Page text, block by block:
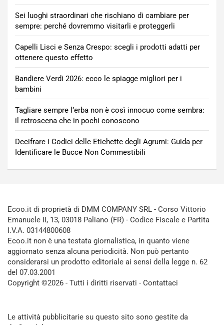
Sei luoghi straordinari che rischiano di cambiare per
sempre: perché dovremmo visitarli e proteggerli
Capelli Lisci e Senza Crespo: scegli i prodotti adatti per
ottenere questo effetto
Bandiere Verdi 2026: ecco le spiagge migliori per i
bambini
Tagliare sempre l’erba non è così innocuo come sembra:
il retroscena che in pochi conoscono
Decifrare i Codici delle Etichette degli Agrumi: Guida per
Identificare le Bucce Non Commestibili
Ecoo.it di proprietà di DMM COMPANY SRL - Corso Vittorio
Emanuele II, 13, 03018 Paliano (FR) - Codice Fiscale e Partita
I.V.A. 03144800608
Ecoo.it non è una testata giornalistica, in quanto viene
aggiornato senza alcuna periodicità. Non può pertanto
considerarsi un prodotto editoriale ai sensi della legge n. 62
del 07.03.2001
Copyright ©2026 - Tutti i diritti riservati - Contattaci
Le attività pubblicitarie su questo sito sono gestite da